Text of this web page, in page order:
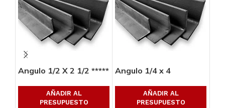
Angulo 1/2 X 2 1/2 *****
AÑADIR AL
PRESUPUESTO
Angulo 1/4 x 4
AÑADIR AL
PRESUPUESTO